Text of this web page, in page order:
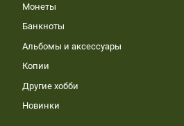
Монеты
Банкноты
Альбомы и аксессуары
Копии
Другие хобби
Новинки